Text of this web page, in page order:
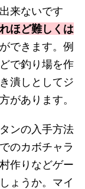
来ないです
ほど難しくは
できます。例
で釣り場を作
潰しとしてジ
があります。
ンの入手方法
のカボチャラ
作りなどゲー
ょうか。マイ